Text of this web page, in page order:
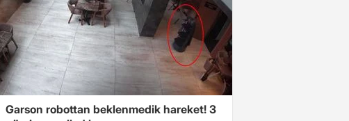
Garson robottan beklenmedik hareket! 3